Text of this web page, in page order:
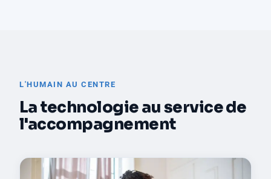
L'HUMAIN AU CENTRE
La technologie au service de
l'accompagnement